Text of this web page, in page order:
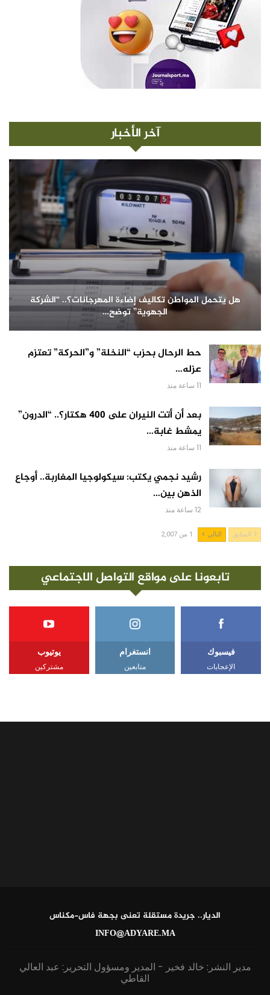
آخر الأخبار
هل يتحمل المواطن تكاليف إضاءة المهرجانات؟.. “الشركة
الجهوية” توضح…
حط الرحال بحزب “النخلة” و”الحركة” تعتزم
عزله…
11 ساعة منذ
بعد أن أتت النيران على 400 هكتار؟.. “الدرون”
يمشط غابة…
11 ساعة منذ
رشيد نجمي يكتب: سيكولوجيا المغاربة.. أوجاع
الذهن بين…
12 ساعة منذ
السابق التالي 1 من 2,007
تابعونا على مواقع التواصل الاجتماعي
فيسبوك
الإعجابات
انستغرام
متابعين
يوتيوب
مشتركين
الديار.. جريدة مستقلة تعنى بجهة فاس-مكناس
INFO@ADYARE.MA
مدير النشر: خالد فخير - المدير ومسؤول التحرير: عبد العالي
القاطي